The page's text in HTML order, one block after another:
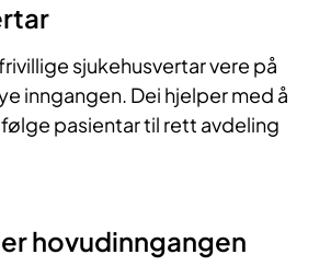
sjukehusvertar vere på
inngangen. Dei hjelper med å
pasientar til rett avdeling
hovudinngangen